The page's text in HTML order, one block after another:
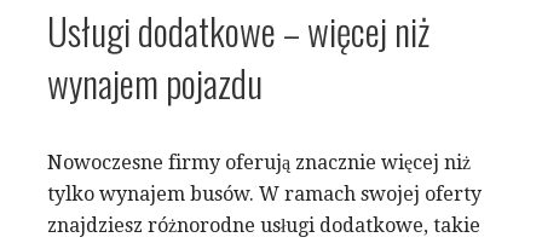
Usługi dodatkowe – więcej niż
wynajem pojazdu
Nowoczesne firmy oferują znacznie więcej niż
tylko wynajem busów. W ramach swojej oferty
znajdziesz różnorodne usługi dodatkowe, takie